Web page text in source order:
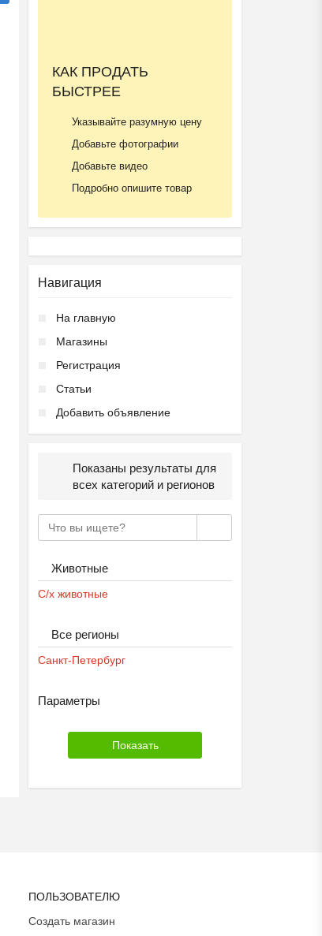
КАК ПРОДАТЬ
БЫСТРЕЕ
Указывайте разумную цену
Добавьте фотографии
Добавьте видео
Подробно опишите товар
Навигация
На главную
Магазины
Регистрация
Статьи
Добавить объявление
Показаны результаты для
всех категорий и регионов
Животные
С/х животные
Все регионы
Санкт-Петербург
Параметры
ПОЛЬЗОВАТЕЛЮ
Создать магазин